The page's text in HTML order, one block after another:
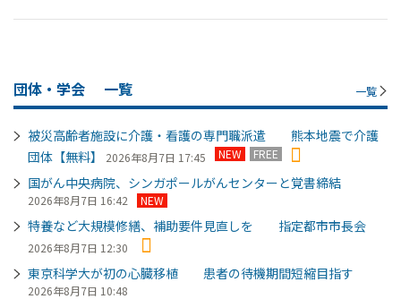
団体・学会 一覧 一覧
被災高齢者施設に介護・看護の専門職派遣 熊本地震で介護
団体【無料】
2026年8月7日 17:45 NEW FREE
国がん中央病院、シンガポールがんセンターと覚書締結
2026年8月7日 16:42 NEW
特養など大規模修繕、補助要件見直しを 指定都市市長会
2026年8月7日 12:30
東京科学大が初の心臓移植 患者の待機期間短縮目指す
2026年8月7日 10:48